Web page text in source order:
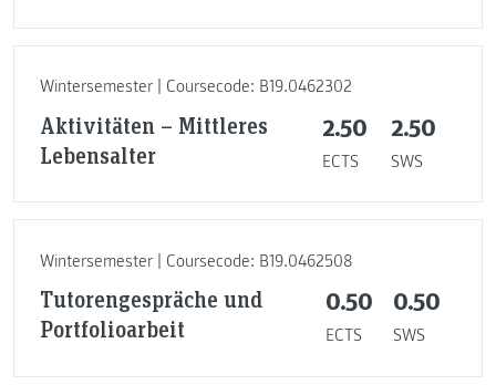
Wintersemester | Coursecode: B19.0462302
Aktivitäten – Mittleres
Lebensalter
2.50
ECTS
2.50
SWS
Wintersemester | Coursecode: B19.0462508
Tutorengespräche und
Portfolioarbeit
0.50
ECTS
0.50
SWS